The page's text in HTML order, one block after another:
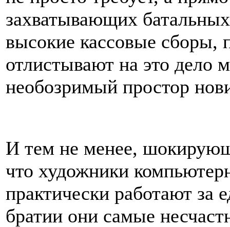
захватывающих
высокие кассовые
отлистывают на это
необозримый простор
И тем не менее,
что художники
практически работают за
братии они самые